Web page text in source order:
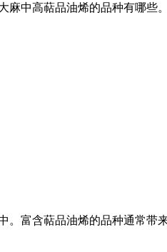
麻中高萜品油烯的品种有哪些。
。富含萜品油烯的品种通常带